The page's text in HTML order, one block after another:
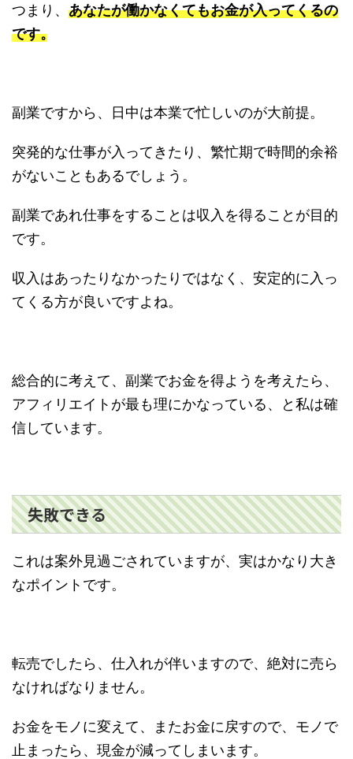
つまり、 あなたが働かなくてもお金が入ってくるの
です。
副業ですから、日中は本業で忙しいのが大前提。
突発的な仕事が入ってきたり、繁忙期で時間的余裕
がないこともあるでしょう。
副業であれ仕事をすることは収入を得ることが目的
です。
収入はあったりなかったりではなく、安定的に入っ
てくる方が良いですよね。
総合的に考えて、副業でお金を得ようを考えたら、
アフィリエイトが最も理にかなっている、と私は確
信しています。
失敗できる
これは案外見過ごされていますが、実はかなり大き
なポイントです。
転売でしたら、仕入れが伴いますので、絶対に売ら
なければなりません。
お金をモノに変えて、またお金に戻すので、モノで
止まったら、現金が減ってしまいます。